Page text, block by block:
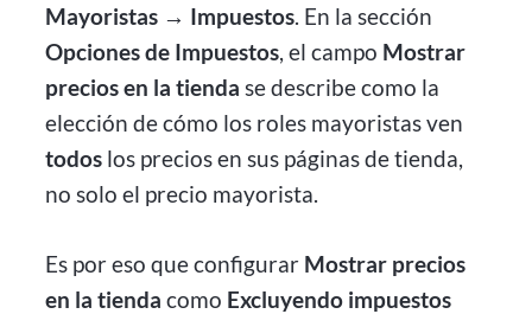
Mayoristas → Impuestos. En la sección
Opciones de Impuestos, el campo Mostrar
precios en la tienda se describe como la
elección de cómo los roles mayoristas ven
todos los precios en sus páginas de tienda,
no solo el precio mayorista.
Es por eso que configurar Mostrar precios
en la tienda como Excluyendo impuestos